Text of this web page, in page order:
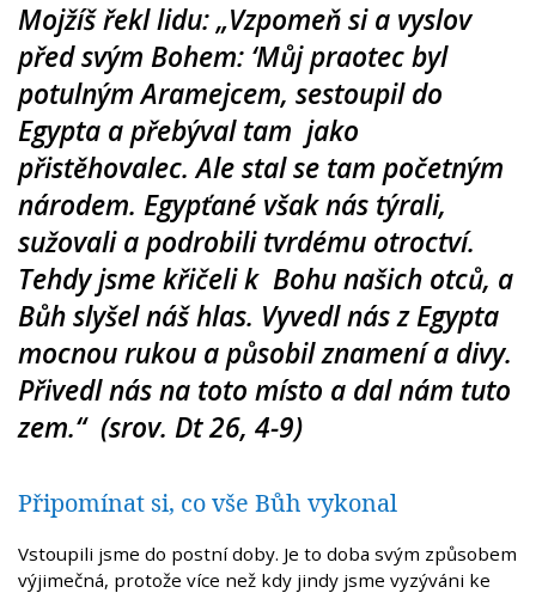
Mojžíš řekl lidu: „Vzpomeň si a vyslov
před svým Bohem: ‘Můj praotec byl
potulným Aramejcem, sestoupil do
Egypta a přebýval tam jako
přistěhovalec. Ale stal se tam početným
národem. Egypťané však nás týrali,
sužovali a podrobili tvrdému otroctví.
Tehdy jsme křičeli k Bohu našich otců, a
Bůh slyšel náš hlas. Vyvedl nás z Egypta
mocnou rukou a působil znamení a divy.
Přivedl nás na toto místo a dal nám tuto
zem.“ (srov. Dt 26, 4-9)
Připomínat si, co vše Bůh vykonal
Vstoupili jsme do postní doby. Je to doba svým způsobem
výjimečná, protože více než kdy jindy jsme vyzýváni ke